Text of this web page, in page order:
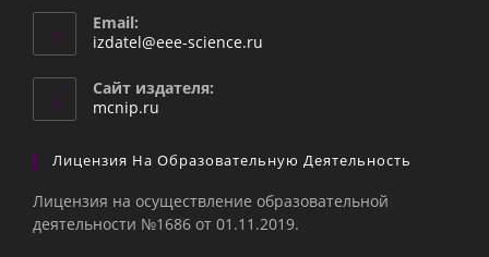
Email:
izdatel@eee-science.ru
Сайт издателя:
mcnip.ru
Лицензия На Образовательную Деятельность
Лицензия на осуществление образовательной
деятельности №1686 от 01.11.2019.